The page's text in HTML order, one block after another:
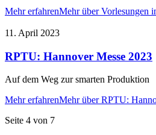
Mehr erfahrenMehr über Vorlesungen
11. April 2023
RPTU: Hannover Messe 2023
Auf dem Weg zur smarten Produktion
Mehr erfahrenMehr über RPTU:
Seite 4 von 7